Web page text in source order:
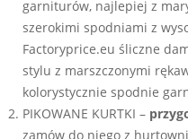
garniturów, najlepiej z
szerokimi spodniami z
Factoryprice.eu śliczne
stylu z marszczonymi
kolorystycznie spodnie
PIKOWANE KURTKI –
zamów do niego z